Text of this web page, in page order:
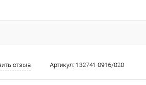
отзыв Артикул: 132741 0916/020